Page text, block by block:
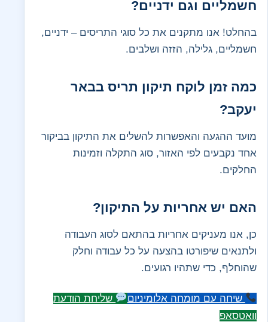
חשמליים וגם ידניים?
בהחלט! אנו מתקנים את כל סוגי התריסים – ידניים,
חשמליים, גלילה, הזזה ושלבים.
כמה זמן לוקח תיקון תריס בבאר
יעקב?
מועד ההגעה והאפשרות להשלים את התיקון בביקור
אחד נקבעים לפי האזור, סוג התקלה וזמינות
החלקים.
האם יש אחריות על התיקון?
כן, אנו מעניקים אחריות בהתאם לסוג העבודה
ולתנאים שיפורטו בהצעה על כל עבודה וחלק
שהוחלף, כדי שתהיו רגועים.
שיחה עם מומחה אלומיניום
שליחת הודעת
וואטסאפ